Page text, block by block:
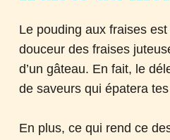
Le pouding aux fraises
douceur des fraises
d’un gâteau. En fait, le
de saveurs qui épatera
En plus, ce qui rend ce